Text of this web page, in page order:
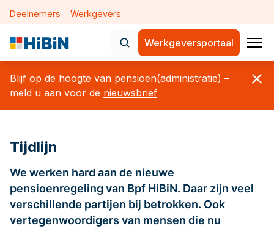
Deelnemers Werkgevers
Werkgeversportaal
Home
Nieuws
Verplichte aansluiting
Aanleveren maandelijkse
Mijn medewerkers
Blijf op de hoogte van pensioen(administratie) –
meld u aan voor de nieuwsbrief
Tijdlijn
We werken hard aan de nieuwe
pensioenregeling van Bpf HiBiN. Daar zijn veel
verschillende partijen bij betrokken. Ook
vertegenwoordigers van mensen die nu